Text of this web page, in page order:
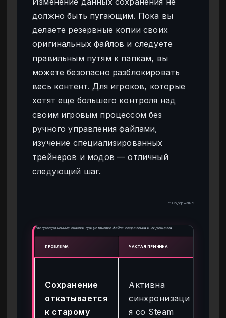
должно быть пугающим. Пока вы
делаете резервные копии своих
оригинальных файлов и следуете
правильным путям к папкам, вы
можете безопасно разблокировать
весь контент. Для игроков, которые
хотят еще большего контроля над
своим игровым процессом без
ручного управления файлами,
изучение специализированных
трейнеров и модов — отличный
следующий шаг.
↑ Содержание
Распространенные ошибки при установке файла сохранения и их решения
ПРОБЛЕМА ЧАСТАЯ ПРИЧИНА
Сохранение
откатывается
к старому
Активна
синхронизаци
я со Steam